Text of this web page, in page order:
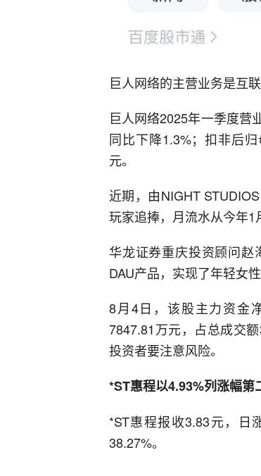
巨人网络的主营业务是互
巨人网络2025年一季度营
同比下降1.3%；扣非后
元。
近期，由NIGHT
玩家追捧，月流水从今年1
华龙证券重庆投资顾问
DAU产品，实现了年轻女
8月4日，该股主力资金
7847.81万元，占总成交
投资者要注意风险。
*ST惠程以4.93%列涨幅第
*ST惠程报收3.83元，日
38.27%。